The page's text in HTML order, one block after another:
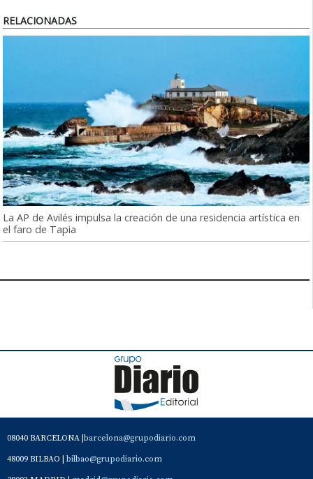
RELACIONADAS
La AP de Avilés impulsa la creación de una residencia artística en
el faro de Tapia
08040 BARCELONA | barcelona@grupodiario.com
48009 BILBAO | bilbao@grupodiario.com